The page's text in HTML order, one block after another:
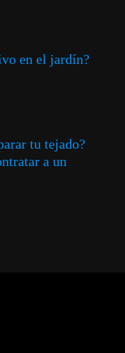
en el jardín?
tu tejado?
a un